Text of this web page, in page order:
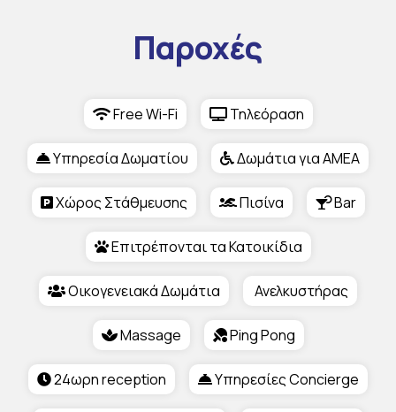
Παροχές
Free Wi-Fi Τηλεόραση
Υπηρεσία Δωματίου Δωμάτια για ΑΜΕΑ
Χώρος Στάθμευσης Πισίνα Bar
Επιτρέπονται τα Κατοικίδια
Οικογενειακά Δωμάτια Ανελκυστήρας
Massage Ping Pong
24ωρη reception Υπηρεσίες Concierge